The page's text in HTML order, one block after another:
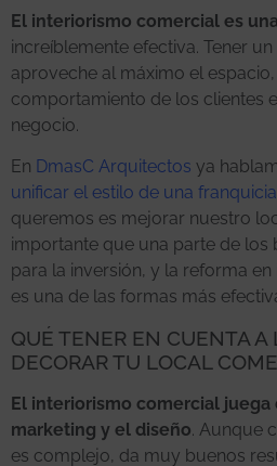
El interiorismo comercial es
increíblemente efectiva. Tener
aproveche al máximo el
comportamiento de los clientes
negocio.
En DmasC Arquitectos ya
unificar el estilo de una franquicia
queremos es mejorar nuestro
importante que una parte de los
para la inversión, y la reforma
es una de las formas más
QUÉ TENER EN CUENTA A
DECORAR TU LOCAL
El interiorismo comercial juega
marketing y el diseño. Aunque
es complejo, da muy buenos